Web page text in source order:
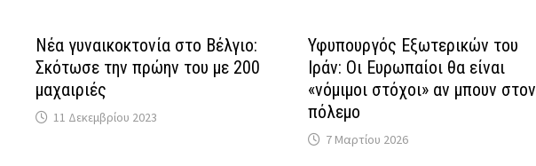
Νέα γυναικοκτονία στο Βέλγιο:
Σκότωσε την πρώην του με 200
μαχαιριές
11 Δεκεμβρίου 2023
Υφυπουργός Εξωτερικών του
Ιράν: Οι Ευρωπαίοι θα είναι
«νόμιμοι στόχοι» αν μπουν στον
πόλεμο
7 Μαρτίου 2026